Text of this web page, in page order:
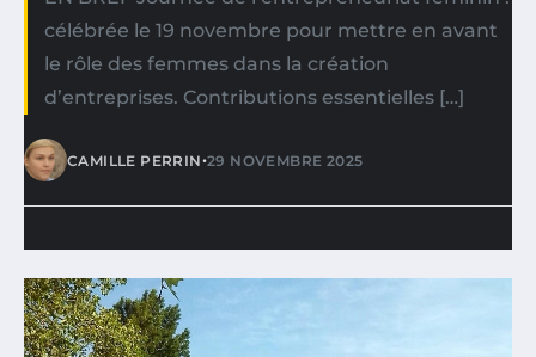
célébrée le 19 novembre pour mettre en avant
le rôle des femmes dans la création
d’entreprises. Contributions essentielles […]
CAMILLE PERRIN•29 NOVEMBRE 2025